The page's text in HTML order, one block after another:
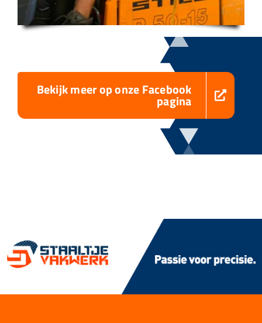
Bekijk meer op onze Facebook
pagina